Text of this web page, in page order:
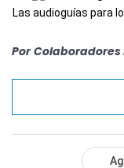
Las audioguías para
Por Colaboradores